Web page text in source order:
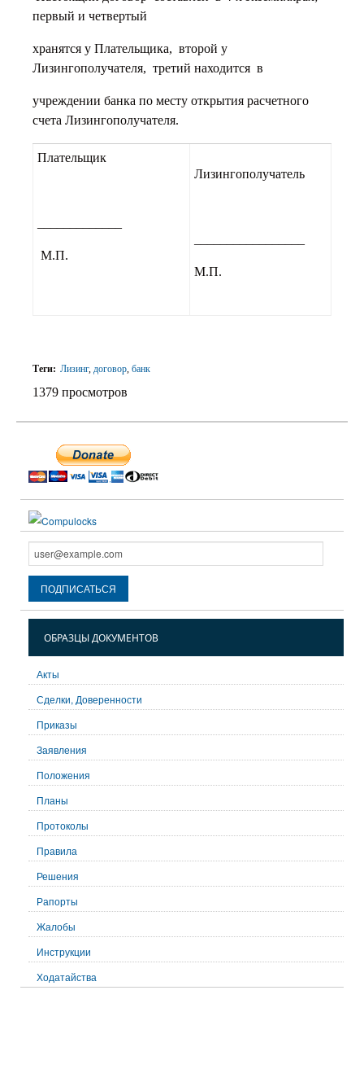
первый и четвертый
хранятся у Плательщика, второй у
Лизингополучателя, третий находится в
учреждении банка по месту открытия расчетного
счета Лизингополучателя.
Плательщик
М.П.
Лизингополучатель
М.П.
Теги: Лизинг, договор, банк
1379 просмотров
ОБРАЗЦЫ ДОКУМЕНТОВ
Акты
Сделки, Доверенности
Приказы
Заявления
Положения
Планы
Протоколы
Правила
Решения
Рапорты
Жалобы
Инструкции
Ходатайства